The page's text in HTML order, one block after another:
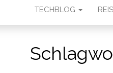
TECHBLOG